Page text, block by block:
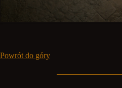
Powrót do góry